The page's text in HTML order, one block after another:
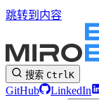
跳转到内容
搜索 CtrlK
GitHub LinkedIn